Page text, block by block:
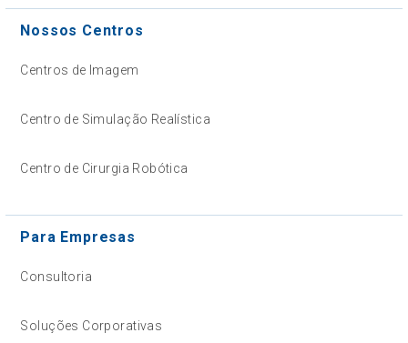
Nossos Centros
Centros de Imagem
Centro de Simulação Realística
Centro de Cirurgia Robótica
Para Empresas
Consultoria
Soluções Corporativas